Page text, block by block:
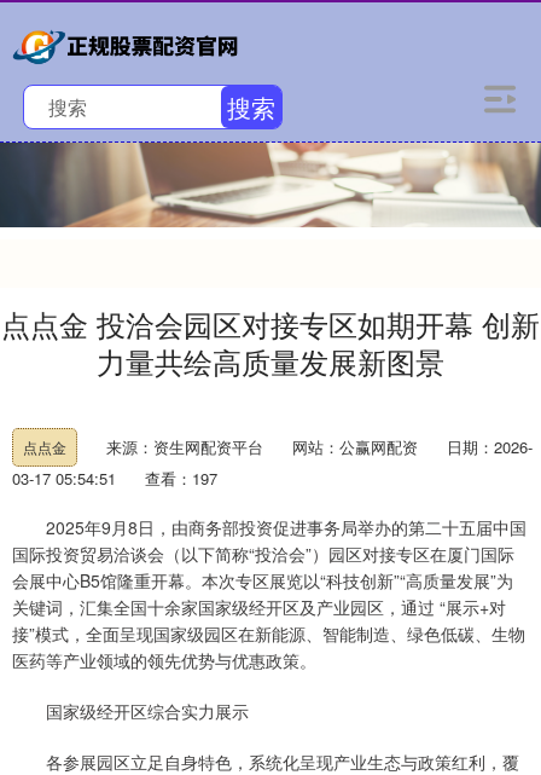
搜索
点点金 投洽会园区对接专区如期开幕 创新
力量共绘高质量发展新图景
点点金 来源：资生网配资平台 网站：公赢网配资
日期：2026-
03-17 05:54:51
查看：197
2025年9月8日，由商务部投资促进事务局举办的第二十五届中国
国际投资贸易洽谈会（以下简称“投洽会”）园区对接专区在厦门国际
会展中心B5馆隆重开幕。本次专区展览以“科技创新”“高质量发展”为
关键词，汇集全国十余家国家级经开区及产业园区，通过 “展示+对
接”模式，全面呈现国家级园区在新能源、智能制造、绿色低碳、生物
医药等产业领域的领先优势与优惠政策。
国家级经开区综合实力展示
各参展园区立足自身特色，系统化呈现产业生态与政策红利，覆